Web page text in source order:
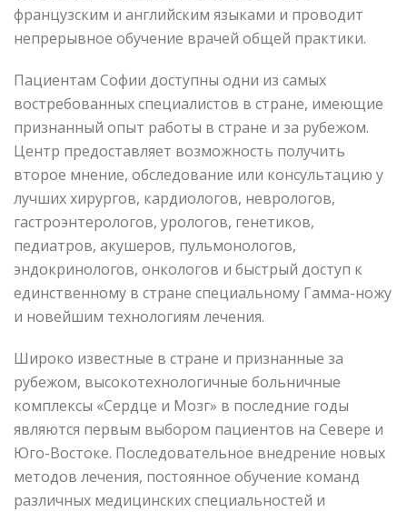
французским и английским языками и проводит
непрерывное обучение врачей общей практики.
Пациентам Софии доступны одни из самых
востребованных специалистов в стране, имеющие
признанный опыт работы в стране и за рубежом.
Центр предоставляет возможность получить
второе мнение, обследование или консультацию у
лучших хирургов, кардиологов, неврологов,
гастроэнтерологов, урологов, генетиков,
педиатров, акушеров, пульмонологов,
эндокринологов, онкологов и быстрый доступ к
единственному в стране специальному Гамма-ножу
и новейшим технологиям лечения.
Широко известные в стране и признанные за
рубежом, высокотехнологичные больничные
комплексы «Сердце и Mозг» в последние годы
являются первым выбором пациентов на Севере и
Юго-Востоке. Последовательное внедрение новых
методов лечения, постоянное обучение команд
различных медицинских специальностей и